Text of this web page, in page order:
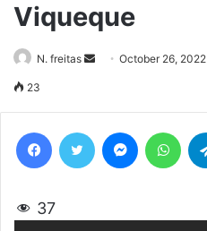
Viqueque
N. freitas
SendOctober 26, 2022
23
37